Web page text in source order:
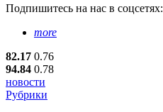
Подпишитесь на нас в соцсетях:
more
82.17 0.76
94.84 0.78
новости
Рубрики